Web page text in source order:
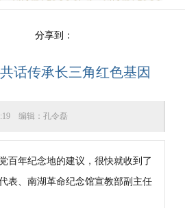
分享到：
话传承长三角红色基因
编辑：孔令磊
年纪念地的建议，很快就收到了
表、南湖革命纪念馆宣教部副主任